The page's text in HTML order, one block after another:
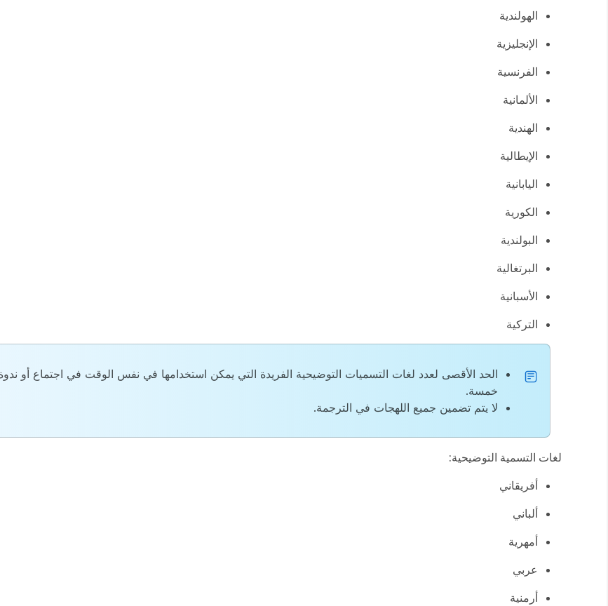
الهولندية
الإنجليزية
الفرنسية
الألمانية
الهندية
الإيطالية
اليابانية
الكورية
البولندية
البرتغالية
الأسبانية
التركية
الحد الأقصى لعدد لغات التسميات التوضيحية الفريدة التي يمكن استخدامها في نفس الوقت في اجتماع أو
خمسة.
لا يتم تضمين جميع اللهجات في الترجمة.
لغات التسمية التوضيحية:
أفريقاني
ألباني
أمهرية
عربي
أرمنية